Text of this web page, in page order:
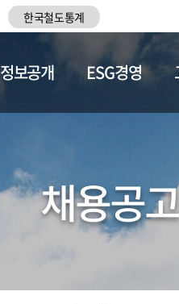
한국철도통계
정보공개 ESG경영
채용공고